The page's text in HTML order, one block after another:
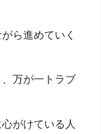
ら進めていく
万が一トラブ
がけている人